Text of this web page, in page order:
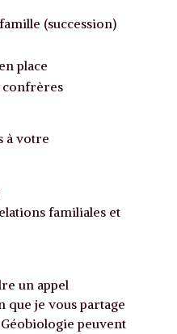
(succession)
place
confrères
à votre
familiales et
un appel
que je vous partage
peuvent